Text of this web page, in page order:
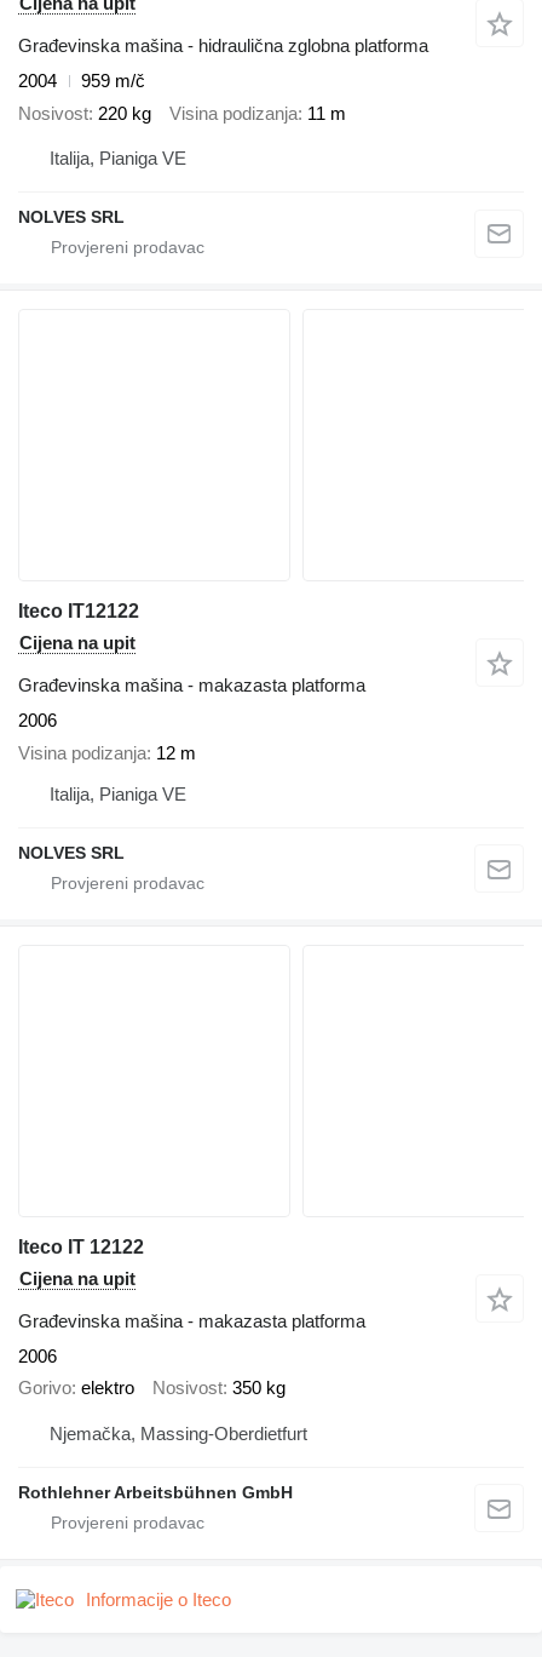
Građevinska mašina - hidraulična zglobna platforma
2004
959 m/č
Nosivost 220 kg Visina podizanja 11 m
Italija, Pianiga VE
NOLVES SRL
Iteco IT12122
Cijena na upit
Građevinska mašina - makazasta platforma
2006
Visina podizanja 12 m
Italija, Pianiga VE
NOLVES SRL
Iteco IT 12122
Cijena na upit
Građevinska mašina - makazasta platforma
2006
Gorivo elektro Nosivost 350 kg
Njemačka, Massing-Oberdietfurt
Rothlehner Arbeitsbühnen GmbH
Informacije o Iteco